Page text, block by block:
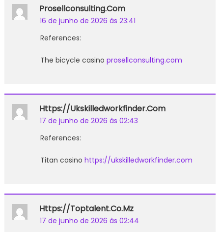
Prosellconsulting.com
16 de junho de 2026 às 23:41
References:
The bicycle casino prosellconsulting.com
Https://ukskilledworkfinder.com
17 de junho de 2026 às 02:43
References:
Titan casino https://ukskilledworkfinder.com
Https://toptalent.co.mz
17 de junho de 2026 às 02:44